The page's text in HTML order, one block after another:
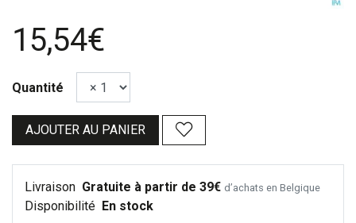
15,54€
Quantité
AJOUTER AU PANIER
Livraison Gratuite à partir de 39€ d’achats en Belgique
Disponibilité En stock